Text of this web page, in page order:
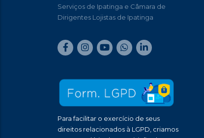
Serviços de Ipatinga e Câmara de
Dirigentes Lojistas de Ipatinga
Para facilitar o exercício de seus
direitos relacionados à LGPD, criamos